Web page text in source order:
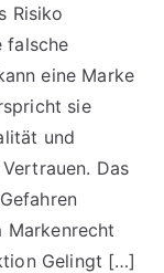
Risiko
falsche
eine Marke
sie
und
Das
Markenrecht
Gelingt […]